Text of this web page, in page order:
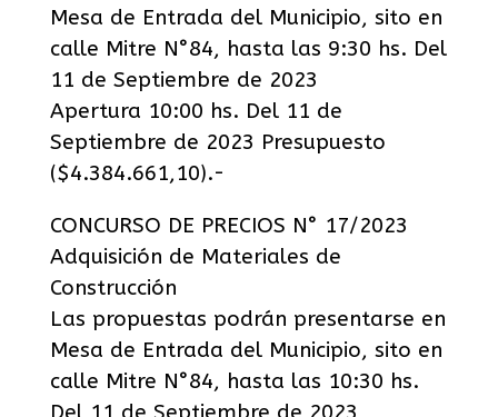
Mesa de Entrada del Municipio, sito en
calle Mitre N°84, hasta las 9:30 hs. Del
11 de Septiembre de 2023
Apertura 10:00 hs. Del 11 de
Septiembre de 2023 Presupuesto
($4.384.661,10).-
CONCURSO DE PRECIOS N° 17/2023
Adquisición de Materiales de
Construcción
Las propuestas podrán presentarse en
Mesa de Entrada del Municipio, sito en
calle Mitre N°84, hasta las 10:30 hs.